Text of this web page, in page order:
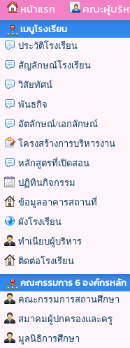
หน้าแรก คณะผู้บริห
เมนูโรงเรียน
ประวัติโรงเรียน
สัญลักษณ์โรงเรียน
วิสัยทัศน์
พันธกิจ
อัตลักษณ์/เอกลักษณ์
โครงสร้างการบริหารงาน
หลักสูตรที่เปิดสอน
ปฏิทินกิจกรรม
ข้อมูลอาคารสถานที่
ผังโรงเรียน
ทำเนียบผู้บริหาร
ติดต่อโรงเรียน
คณะกรรมการ 6 องค์กรหลัก
คณะกรรมการสถานศึกษา
สมาคมผู้ปกครองและครู
มูลนิธิการศึกษา